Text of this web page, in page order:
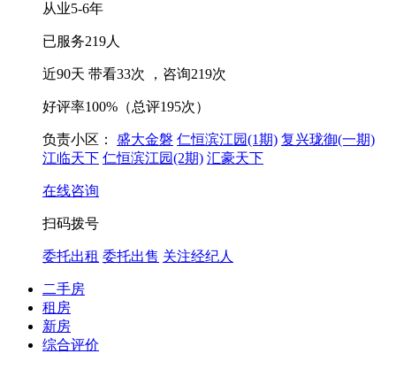
从业5-6年
已服务219人
近90天 带看33次 ，咨询219次
好评率100% （总评195次）
负责小区： 盛大金磐 仁恒滨江园(1期) 复兴珑御(一期)
江临天下 仁恒滨江园(2期) 汇豪天下
在线咨询
扫码拨号
委托出租 委托出售 关注经纪人
二手房
租房
新房
综合评价